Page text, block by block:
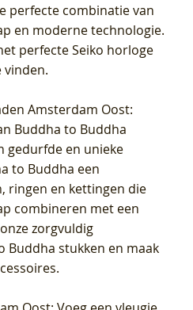
perfecte combinatie van
en moderne technologie.
perfecte Seiko horloge
vinden.
Amsterdam Oost:
Buddha to Buddha
gedurfde en unieke
to Buddha een
ringen en kettingen die
combineren met een
zorgvuldig
Buddha stukken en maak